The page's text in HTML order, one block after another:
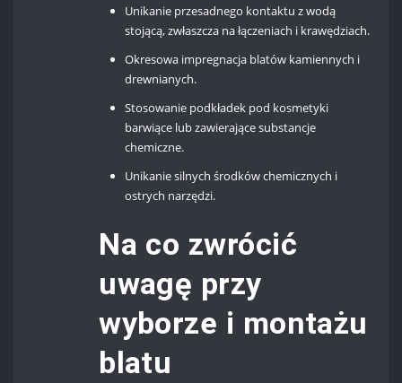
Unikanie przesadnego kontaktu z wodą
stojącą, zwłaszcza na łączeniach i krawędziach.
Okresowa impregnacja blatów kamiennych i
drewnianych.
Stosowanie podkładek pod kosmetyki
barwiące lub zawierające substancje
chemiczne.
Unikanie silnych środków chemicznych i
ostrych narzędzi.
Na co zwrócić
uwagę przy
wyborze i montażu
blatu